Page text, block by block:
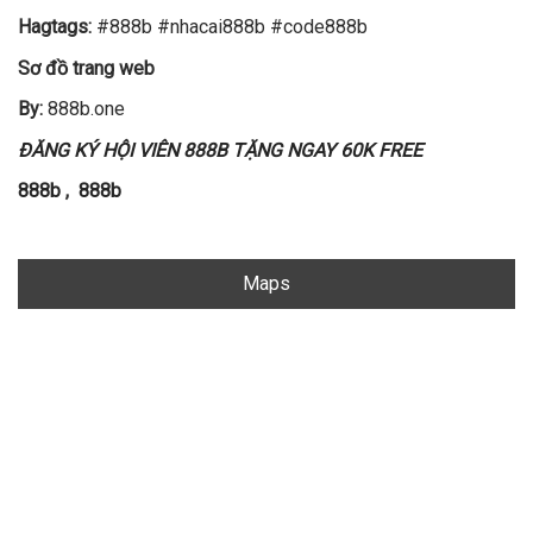
Hagtags: #888b #nhacai888b #code888b
Sơ đồ trang web
By: 888b.one
ĐĂNG KÝ HỘI VIÊN 888B TẶNG NGAY 60K FREE
888b , 888b
Maps